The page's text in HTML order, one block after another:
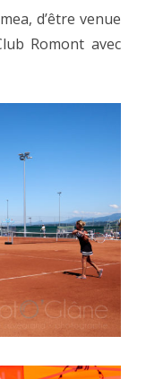
d’être venue
Romont avec